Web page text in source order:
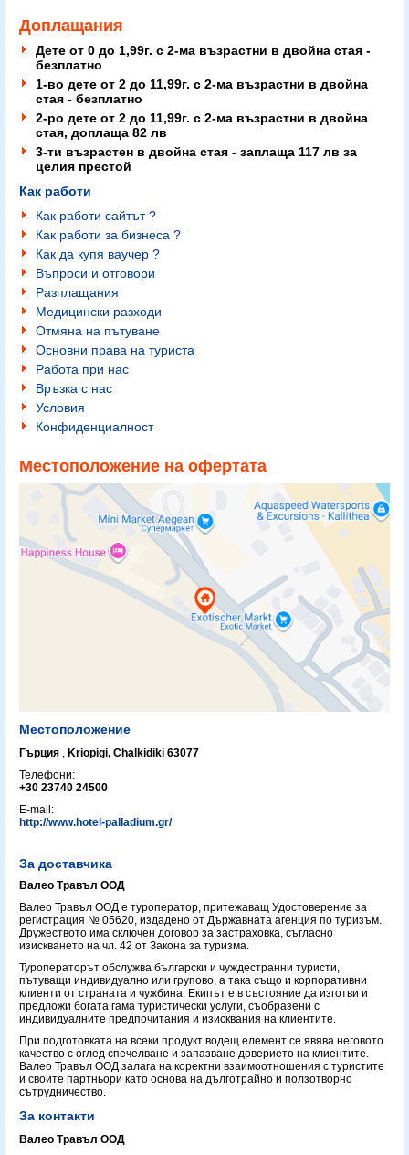
Доплащания
Дете от 0 до 1,99г. с 2-ма възрастни в двойна стая -
безплатно
1-во дете от 2 до 11,99г. с 2-ма възрастни в двойна
стая - безплатно
2-ро дете от 2 до 11,99г. с 2-ма възрастни в двойна
стая, доплаща 82 лв
3-ти възрастен в двойна стая - заплаща 117 лв за
целия престой
Как работи
Как работи сайтът ?
Как работи за бизнеса ?
Как да купя ваучер ?
Въпроси и отговори
Разплащания
Медицински разходи
Отмяна на пътуване
Основни права на туриста
Работа при нас
Връзка с нас
Условия
Конфиденциалност
Местоположение на офертата
Местоположение
Гърция , Kriopigi, Chalkidiki 63077
Телефони:
+30 23740 24500
E-mail:
http://www.hotel-palladium.gr/
За доставчика
Валео Травъл ООД
Валео Травъл ООД е туроператор, притежаващ Удостоверение за
регистрация № 05620, издадено от Държавната агенция по туризъм.
Дружеството има сключен договор за застраховка, съгласно
изискването на чл. 42 от Закона за туризма.
Туроператорът обслужва български и чуждестранни туристи,
пътуващи индивидуално или групово, а така също и корпоративни
клиенти от страната и чужбина. Екипът е в състояние да изготви и
предложи богата гама туристически услуги, съобразени с
индивидуалните предпочитания и изисквания на клиентите.
При подготовката на всеки продукт водещ елемент се явява неговото
качество с оглед спечелване и запазване доверието на клиентите.
Валео Травъл ООД залага на коректни взаимоотношения с туристите
и своите партньори като основа на дълготрайно и ползотворно
сътрудничество.
За контакти
Валео Травъл ООД